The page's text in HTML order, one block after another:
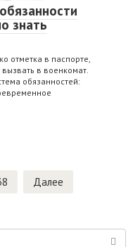
знать
отметка в паспорте,
в военкомат.
обязанностей:
Далее